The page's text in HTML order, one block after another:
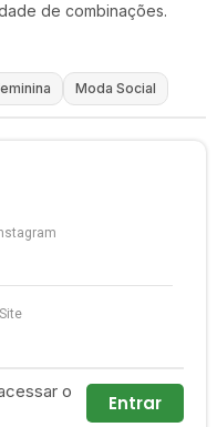
de combinações.
Moda Social
Site
o
Entrar